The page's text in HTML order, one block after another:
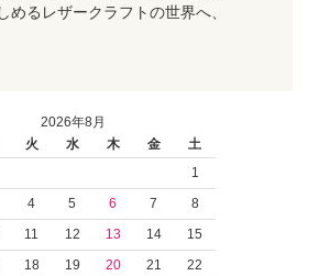
めるレザークラフトの世界へ、
2026年8月
火 水 木 金
土
1
4 5 6 7
8
11 12 13 14
15
18 19 20 21
22